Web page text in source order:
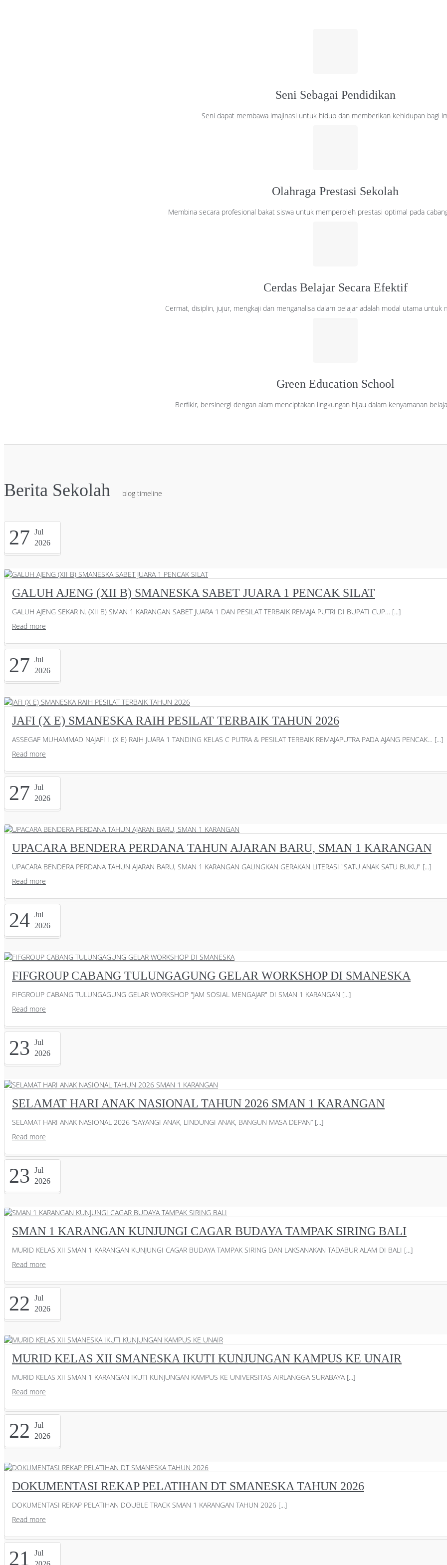
Seni Sebagai Pendidikan
Seni dapat membawa imajinasi untuk hidup dan memberikan kehidupan bagi
Olahraga Prestasi Sekolah
Membina secara profesional bakat siswa untuk memperoleh prestasi optimal pada
Cerdas Belajar Secara Efektif
Cermat, disiplin, jujur, mengkaji dan menganalisa dalam belajar adalah modal utama untuk
Green Education School
Berfikir, bersinergi dengan alam menciptakan lingkungan hijau dalam kenyamanan
Berita Sekolah blog timeline
27 Jul
2026
GALUH AJENG (XII B) SMANESKA SABET JUARA 1 PENCAK SILAT
GALUH AJENG SEKAR N. (XII B) SMAN 1 KARANGAN SABET JUARA 1 DAN PESILAT TERBAIK REMAJA PUTRI DI BUPATI CUP… [...]
Read more
27 Jul
2026
JAFI (X E) SMANESKA RAIH PESILAT TERBAIK TAHUN 2026
ASSEGAF MUHAMMAD NAJAFI I. (X E) RAIH JUARA 1 TANDING KELAS C PUTRA & PESILAT TERBAIK REMAJAPUTRA PADA AJANG PENCAK… [...]
Read more
27 Jul
2026
UPACARA BENDERA PERDANA TAHUN AJARAN BARU, SMAN 1 KARANGAN
UPACARA BENDERA PERDANA TAHUN AJARAN BARU, SMAN 1 KARANGAN GAUNGKAN GERAKAN LITERASI "SATU ANAK SATU BUKU" [...]
Read more
24 Jul
2026
FIFGROUP CABANG TULUNGAGUNG GELAR WORKSHOP DI SMANESKA
FIFGROUP CABANG TULUNGAGUNG GELAR WORKSHOP "JAM SOSIAL MENGAJAR" DI SMAN 1 KARANGAN [...]
Read more
23 Jul
2026
SELAMAT HARI ANAK NASIONAL TAHUN 2026 SMAN 1 KARANGAN
SELAMAT HARI ANAK NASIONAL 2026 “SAYANGI ANAK, LINDUNGI ANAK, BANGUN MASA DEPAN” [...]
Read more
23 Jul
2026
SMAN 1 KARANGAN KUNJUNGI CAGAR BUDAYA TAMPAK SIRING BALI
MURID KELAS XII SMAN 1 KARANGAN KUNJUNGI CAGAR BUDAYA TAMPAK SIRING DAN LAKSANAKAN TADABUR ALAM DI BALI [...]
Read more
22
Jul
2026
MURID KELAS XII SMANESKA IKUTI KUNJUNGAN KAMPUS KE UNAIR
MURID KELAS XII SMAN 1 KARANGAN IKUTI KUNJUNGAN KAMPUS KE UNIVERSITAS AIRLANGGA SURABAYA [...]
Read more
22
Jul
2026
DOKUMENTASI REKAP PELATIHAN DT SMANESKA TAHUN 2026
DOKUMENTASI REKAP PELATIHAN DOUBLE TRACK SMAN 1 KARANGAN TAHUN 2026 [...]
Read more
21
Jul